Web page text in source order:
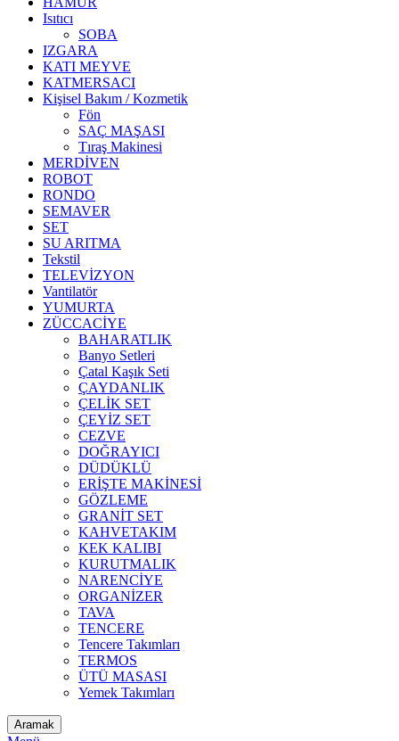
Isıtıcı
SOBA
IZGARA
KATI MEYVE
KATMERSACI
Kişisel Bakım / Kozmetik
Fön
SAÇ MAŞASI
Tıraş Makinesi
MERDİVEN
ROBOT
RONDO
SEMAVER
SET
SU ARITMA
Tekstil
TELEVİZYON
Vantilatör
YUMURTA
ZÜCCACİYE
BAHARATLIK
Banyo Setleri
Çatal Kaşık Seti
ÇAYDANLIK
ÇELİK SET
ÇEYİZ SET
CEZVE
DOĞRAYICI
DÜDÜKLÜ
ERİŞTE MAKİNESİ
GÖZLEME
GRANİT SET
KAHVETAKIM
KEK KALIBI
KURUTMALIK
NARENCİYE
ORGANİZER
TAVA
TENCERE
Tencere Takımları
TERMOS
ÜTÜ MASASI
Yemek Takımları
Aramak